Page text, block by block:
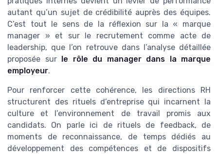
autant qu’un sujet de crédibilité auprès des équipes.
C’est tout le sens de la réflexion sur la « marque
manager » et sur le recrutement comme acte de
leadership, que l’on retrouve dans l’analyse détaillée
proposée sur le rôle du manager dans la marque
employeur.
Pour renforcer cette cohérence, les directions RH
structurent des rituels d’entreprise qui incarnent la
culture et l’environnement de travail promis aux
candidats. On parle ici de rituels de feedback, de
moments de reconnaissance, de temps dédiés au
développement des compétences et de dispositifs